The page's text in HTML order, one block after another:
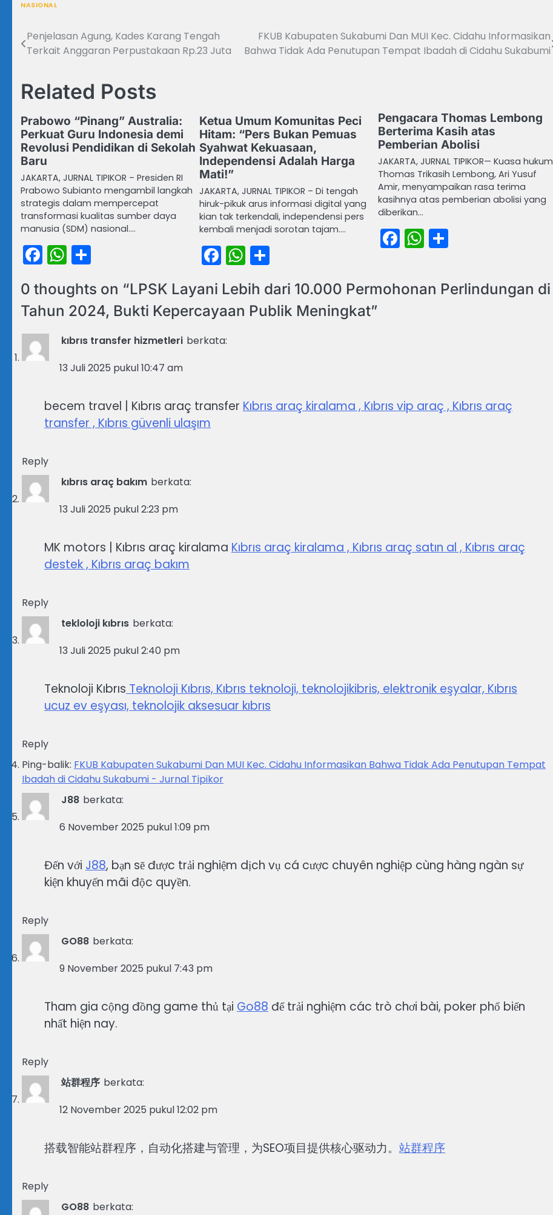
NASIONAL
Navigasi
Penjelasan Agung, Kades Karang Tengah
Terkait Anggaran Perpustakaan Rp.23 Juta
FKUB Kabupaten Sukabumi Dan MUI Kec. Cidahu Informasikan
Bahwa Tidak Ada Penutupan Tempat Ibadah di Cidahu Sukabumi
Related Posts
Prabowo “Pinang” Australia:
Perkuat Guru Indonesia demi
Revolusi Pendidikan di Sekolah
Baru
JAKARTA, JURNAL TIPIKOR – Presiden RI
Prabowo Subianto mengambil langkah
strategis dalam mempercepat
transformasi kualitas sumber daya
manusia (SDM) nasional.…
Facebook
WhatsApp
Ketua Umum Komunitas Peci
Hitam: “Pers Bukan Pemuas
Syahwat Kekuasaan,
Independensi Adalah Harga
Mati!”
JAKARTA, JURNAL TIPIKOR – Di tengah
hiruk-pikuk arus informasi digital yang
kian tak terkendali, independensi pers
kembali menjadi sorotan tajam.…
Facebook
WhatsApp
Share
Pengacara Thomas Lembong
Berterima Kasih atas
Pemberian Abolisi
JAKARTA, JURNAL TIPIKOR— Kuasa hukum
Thomas Trikasih Lembong, Ari Yusuf
Amir, menyampaikan rasa terima
kasihnya atas pemberian abolisi yang
diberikan…
Facebook
WhatsApp
Share
0 thoughts on “LPSK Layani Lebih dari 10.000 Permohonan Perlindungan di
Tahun 2024, Bukti Kepercayaan Publik Meningkat”
kıbrıs transfer hizmetleri berkata:
13 Juli 2025 pukul 10:47 am
becem travel | Kıbrıs araç transfer Kıbrıs araç kiralama , Kıbrıs vip araç , Kıbrıs araç
transfer , Kıbrıs güvenli ulaşım
Reply
kıbrıs araç bakım berkata:
13 Juli 2025 pukul 2:23 pm
MK motors | Kıbrıs araç kiralama Kıbrıs araç kiralama , Kıbrıs araç satın al , Kıbrıs araç
destek , Kıbrıs araç bakım
Reply
tekloloji kıbrıs berkata:
13 Juli 2025 pukul 2:40 pm
Teknoloji Kıbrıs Teknoloji Kıbrıs, Kıbrıs teknoloji, teknolojikibris, elektronik eşyalar, Kıbrıs
ucuz ev eşyası, teknolojik aksesuar kıbrıs
Reply
Ping-balik: FKUB Kabupaten Sukabumi Dan MUI Kec. Cidahu Informasikan Bahwa Tidak Ada Penutupan Tempat
Ibadah di Cidahu Sukabumi - Jurnal Tipikor
J88 berkata:
6 November 2025 pukul 1:09 pm
Đến với J88, bạn sẽ được trải nghiệm dịch vụ cá cược chuyên nghiệp cùng hàng ngàn sự
kiện khuyến mãi độc quyền.
Reply
GO88 berkata:
9 November 2025 pukul 7:43 pm
Tham gia cộng đồng game thủ tại Go88 để trải nghiệm các trò chơi bài, poker phổ biến
nhất hiện nay.
Reply
站群程序 berkata:
12 November 2025 pukul 12:02 pm
搭载智能站群程序，自动化搭建与管理，为SEO项目提供核心驱动力。 站群程序
Reply
GO88 berkata: